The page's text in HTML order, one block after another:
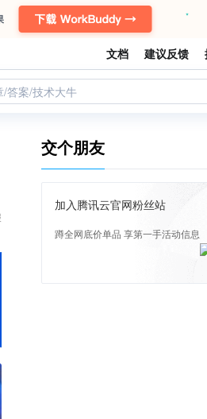
文档 建议反馈
/答案/技术大牛
交个朋友
加入腾讯云官网粉丝站
蹲全网底价单品 享第一手活动信息